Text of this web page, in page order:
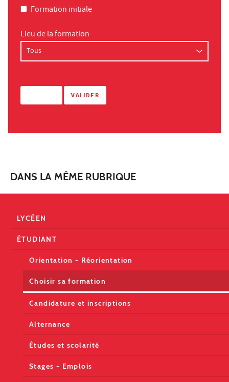
Formation initiale
Lieu de la formation
DANS LA MÊME RUBRIQUE
LYCÉEN
ÉTUDIANT
Orientation - Réorientation
Choisir sa formation
Candidature et inscriptions
Alternance
Études et scolarité
Stages - Emplois